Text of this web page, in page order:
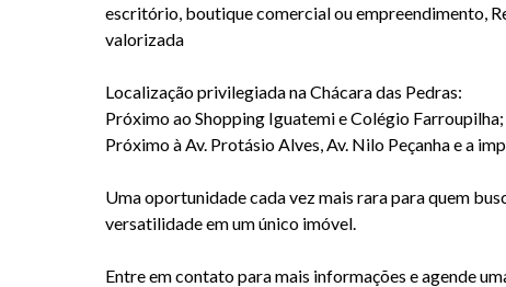
escritório, boutique comercial ou empreendimento,
valorizada
Localização privilegiada na Chácara das Pedras:
Próximo ao Shopping Iguatemi e Colégio Farroupilha;
Próximo à Av. Protásio Alves, Av. Nilo Peçanha e a
Uma oportunidade cada vez mais rara para quem
versatilidade em um único imóvel.
Entre em contato para mais informações e agende